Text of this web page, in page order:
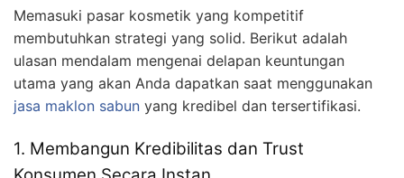
Memasuki pasar kosmetik yang kompetitif
membutuhkan strategi yang solid. Berikut adalah
ulasan mendalam mengenai delapan keuntungan
utama yang akan Anda dapatkan saat menggunakan
jasa maklon sabun yang kredibel dan tersertifikasi.
1. Membangun Kredibilitas dan Trust